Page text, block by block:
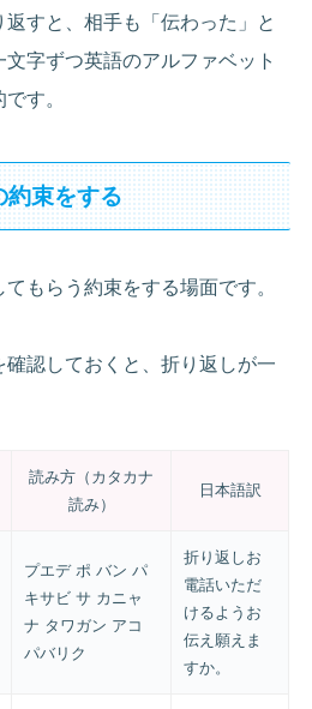
すと、相手も「伝わった」と
字ずつ英語のアルファベット
す。
約束をする
もらう約束をする場面です。
認しておくと、折り返しが一
読み方（カタカナ
読み）
日本語訳
プエデ ポ バン パ
キサビ サ カニャ
ナ タワガン アコ
パバリク
折り返しお
電話いただ
けるようお
伝え願えま
すか。